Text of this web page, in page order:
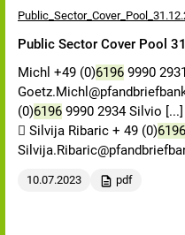
Public Sector Cover Pool
Michl +49 (0)6196 9990 2931
(0)6196 9990 2934 Silvio
 Silvija Ribaric + 49 (0)6196
10.07.2023 pdf